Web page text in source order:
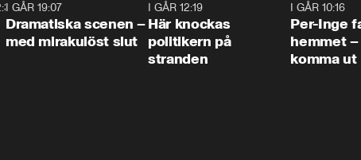
I GÅR 19:07
Dramatiska scenen –
med mirakulöst slut
I GÅR 12:19
Här knockas
politikern på
stranden
I GÅR 10:16
Per-Inge
hemmet
komma ut